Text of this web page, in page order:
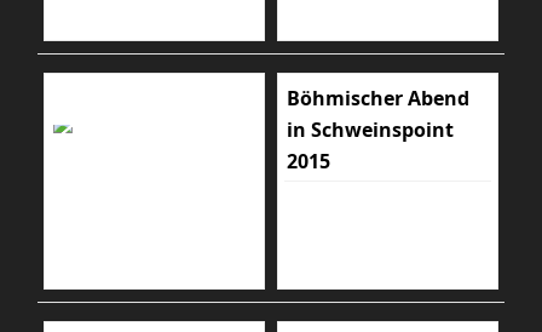
Böhmischer Abend
in Schweinspoint
2015